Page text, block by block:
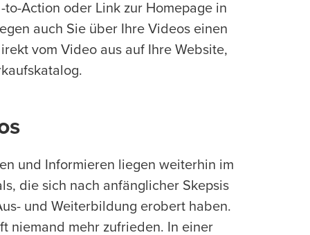
Action oder Link zur Homepage in
auch Sie über Ihre Videos einen
vom Video aus auf Ihre Website,
und Informieren liegen weiterhin im
die sich nach anfänglicher Skepsis
und Weiterbildung erobert haben.
niemand mehr zufrieden. In einer